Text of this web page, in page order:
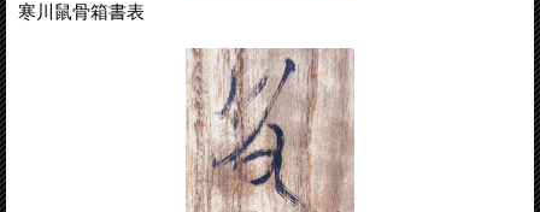
寒川鼠骨箱書表